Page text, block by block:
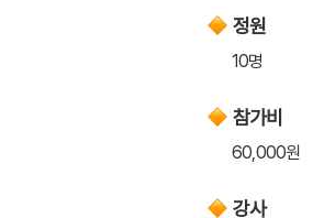
정원
10명
참가비
60,000원
강사